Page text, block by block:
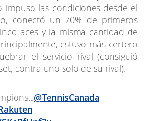
impuso las condiciones desde el
conectó un 70% de primeros
aces y la misma cantidad de
estuvo más certero
el servicio rival (consiguió
contra uno solo de su rival).
@TennisCanada